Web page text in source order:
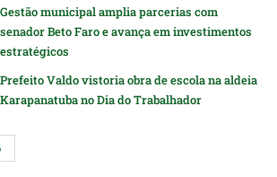
Gestão municipal amplia parcerias com
senador Beto Faro e avança em investimentos
estratégicos
Prefeito Valdo vistoria obra de escola na aldeia
Karapanatuba no Dia do Trabalhador